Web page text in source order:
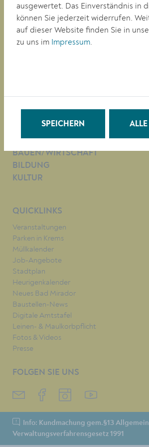
Magistrat der Stadt Krems
Obere Landstraße 4
A-3500 Krems
E-mail:buergerservice@krems.gv.at
RATHAUS
LEBEN
BAUEN/WIRTSCHAFT
BILDUNG
KULTUR
QUICKLINKS
Veranstaltungen
Parken in Krems
Müllkalender
Job-Angebote
Stadtplan
Heurigenkalender
Neues Bad Mirador
Baustellen-News
Digitale Amtstafel
Leinen- & Maulkorbpflicht
Fotos & Videos
Presse
FOLGEN SIE UNS
Info: Kundmachung gem.§13
Verwaltungsverfahrensgesetz 1991
ausgewertet. Das Einverständnis in
können Sie jederzeit widerrufen.
auf dieser Website finden Sie in
zu uns im Impressum.
SPEICHERN